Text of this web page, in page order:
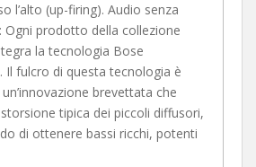
l’alto (up-firing). Audio senza
Ogni prodotto della collezione
la tecnologia Bose
Il fulcro di questa tecnologia è
brevettata che
tipica dei piccoli diffusori,
di ottenere bassi ricchi, potenti